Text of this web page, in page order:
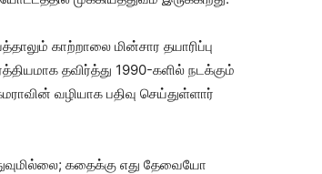
காற்றாலை மின்சார தயாரிப்பு
தவிர்த்து 1990-களில் நடக்கும்
வழியாக பதிவு செய்துள்ளார்
கதைக்கு எது தேவையோ